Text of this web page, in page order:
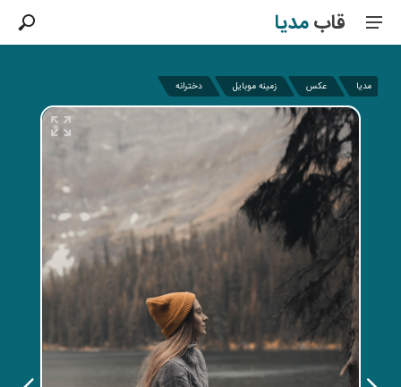
قابمدیا
مدیا عکس زمینه موبایل دخترانه